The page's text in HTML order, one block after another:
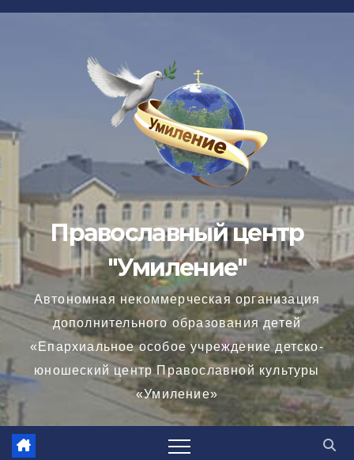
Перейти
Православный центр
"Умиление"
Автономная некоммерческая организация
дополнительного образования детей
«Епархиальное особое учреждение детско-
юношеский центр Православной культуры
«Умиление»